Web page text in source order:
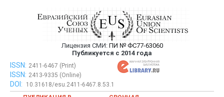
Евразийский Союз Ученых —
публикация научных статей в
ежемесячном научном журнале
Лицензия СМИ: ПИ № ФС77-63060
Публикуется с 2014 года
Евразийский Союз Ученых — публикация научных статей в
ежемесячном научном журнале
ISSN: 2411-6467 (Print)
ISSN: 2413-9335 (Online)
DOI:
10.31618/esu.2411-6467.8.53.1